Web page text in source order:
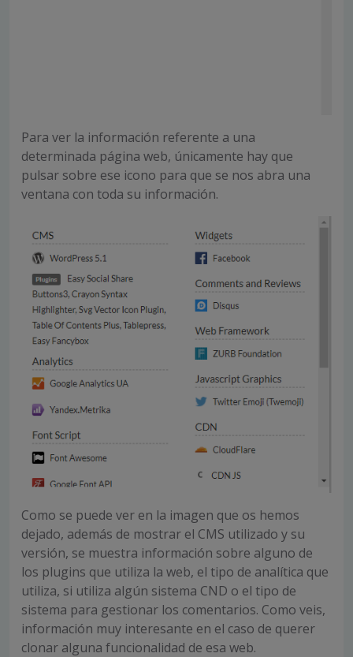
Para ver la información referente a una
determinada página web, únicamente hay que
pulsar sobre ese icono para que se nos abra una
ventana con toda su información.
Como se puede ver en la imagen que os hemos
dejado, además de mostrar el CMS utilizado y su
versión, se muestra información sobre alguno de
los plugins que utiliza la web, el tipo de analítica que
utiliza, si utiliza algún sistema CND o el tipo de
sistema para gestionar los comentarios. Como veis,
información muy interesante en el caso de querer
clonar alguna funcionalidad de esa web.